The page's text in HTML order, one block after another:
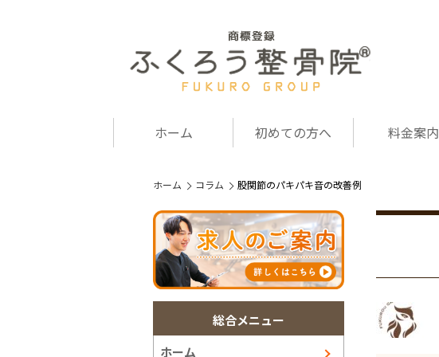
ホーム 初めての方へ 料金案内
ホーム コラム 股関節のパキパキ音の改善例
総合メニュー
ホーム